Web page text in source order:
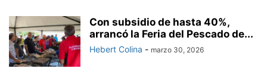
Con subsidio de hasta 40%,
arrancó la Feria del Pescado de...
Hebert Colina - marzo 30, 2026